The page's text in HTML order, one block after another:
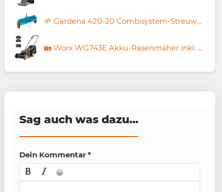
🌱 Gardena 420-20 Combisystem-Streuwagen mit 40cm Streubreite für 25,30€ (statt 35€)
🏡 Worx WG743E Akku-Rasenmäher inkl. 2x 4Ah Akkus + Ladegerät für 248,40€ (statt 340€)
Sag auch was dazu...
Dein Kommentar *
😀